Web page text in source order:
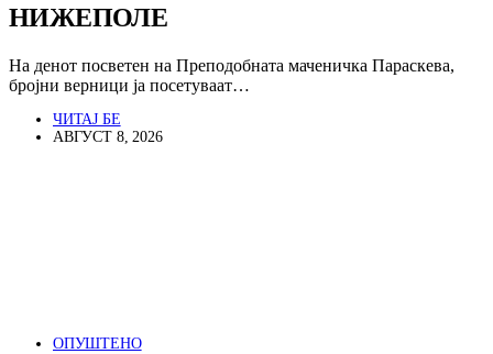
НИЖЕПОЛЕ
На денот посветен на Преподобната маченичка Параскева,
бројни верници ја посетуваат…
ЧИТАЈ БЕ
АВГУСТ 8, 2026
ОПУШТЕНО